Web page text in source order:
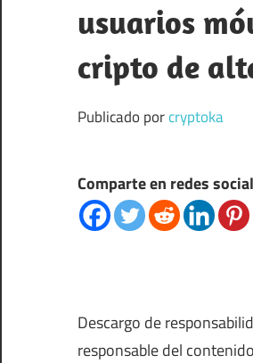
usuarios
cripto de
Publicado porcryptoka
Comparte en redes
Descargo de
responsable del